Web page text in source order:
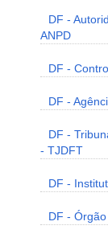
DF -
ANPD
DF -
DF -
DF -
- TJDFT
DF -
DF -